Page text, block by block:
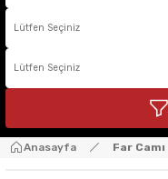
Anasayfa Far Camı